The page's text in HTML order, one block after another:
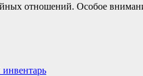
отношений. Особое